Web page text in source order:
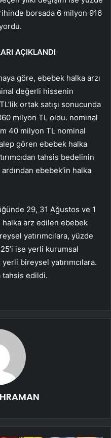
borsada 6 milyon 916
AÇIKLANDI
göre, ebebek halka arzı
değerli hissenin
ortak satışı sonucunda
milyon TL oldu. nominal
40 milyon TL nominal
gören ebebek halka
tahsis bedelinin
ebebek’in halka
29, 31 Ağustos ve 1
halka arz edilen ebebek
yatırımcılara, yüzde
ise yerli kurumsal
bireysel yatırımcılara.
tahsis edildi.